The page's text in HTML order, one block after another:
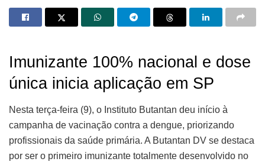
Imunizante 100% nacional e dose
única inicia aplicação em SP
Nesta terça-feira (9), o Instituto Butantan deu início à
campanha de vacinação contra a dengue, priorizando
profissionais da saúde primária. A Butantan DV se destaca
por ser o primeiro imunizante totalmente desenvolvido no